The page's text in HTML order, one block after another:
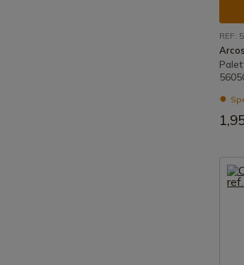
REF:
Arcos